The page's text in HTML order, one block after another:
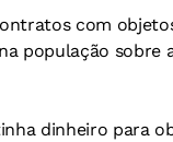
com
população sobre
dinheiro para